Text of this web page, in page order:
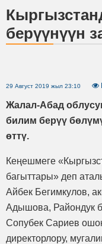
берүүнүүн
29 Август 2019 жыл 23:10
Жалал-Абад
билим берүү
өттү.
Кеңешмеге
багыттары» деп
Айбек Бегимкулов,
Адышова, Райондук
Сопубек Сариев
директорлору,